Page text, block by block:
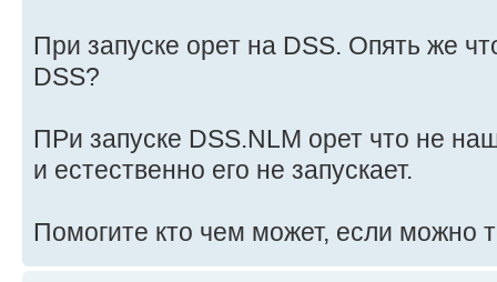
При запуске орет на DSS. Опять же
DSS?
ПРи запуске DSS.NLM орет что не
и естественно его не запускает.
Помогите кто чем может, если можно